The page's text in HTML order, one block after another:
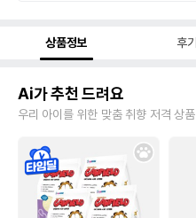
상품정보 후기
Ai가 추천 드려요
우리 아이를 위한 맞춤 취향 저격 상품